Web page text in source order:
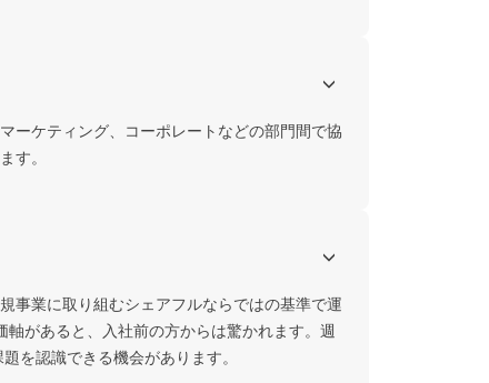
ーケティング、コーポレートなどの部門間で協
す。
事業に取り組むシェアフルならではの基準で運
があると、入社前の方からは驚かれます。週
を認識できる機会があります。